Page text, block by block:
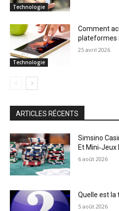
Technologie
Technologie
Comment
plateformes
25 avril 2026
ARTICLES RÉCENTS
Simsino
Et
6 août 2026
Quelle est la
5 août 2026